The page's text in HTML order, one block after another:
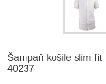
Šampaň košile slim fit
40237